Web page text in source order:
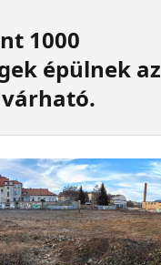
1000
épülnek az